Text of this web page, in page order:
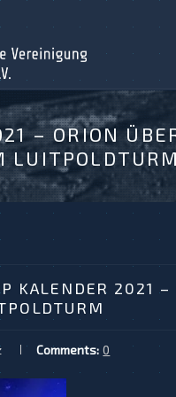
– ORION
LUITPOLDTURM
KALENDER 2021
Comments: 0